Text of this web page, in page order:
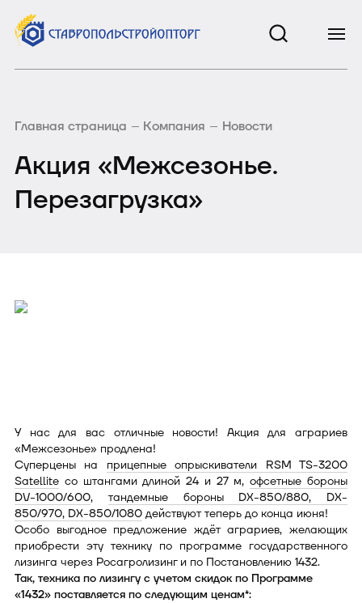
Главная страница Компания Новости
Акция «Межсезонье.
Перезагрузка»
У нас для вас отличные новости! Акция для аграриев
«Межсезонье» продлена!
Суперцены на прицепные опрыскиватели RSM TS-3200
Satellite со штангами длиной 24 и 27 м,офсетные бороны
DV-1000/600, тандемные бороны DX-850/880, DX-
850/970, DX-850/1080 действуют теперь до конца июня!
Особо выгодное предложение ждёт аграриев, желающих
приобрести эту технику по программе государственного
лизинга через Росагролизинг и по Постановлению 1432.
Так, техника по лизингу с учетом скидок по Программе
«1432» поставляется по следующим ценам*: